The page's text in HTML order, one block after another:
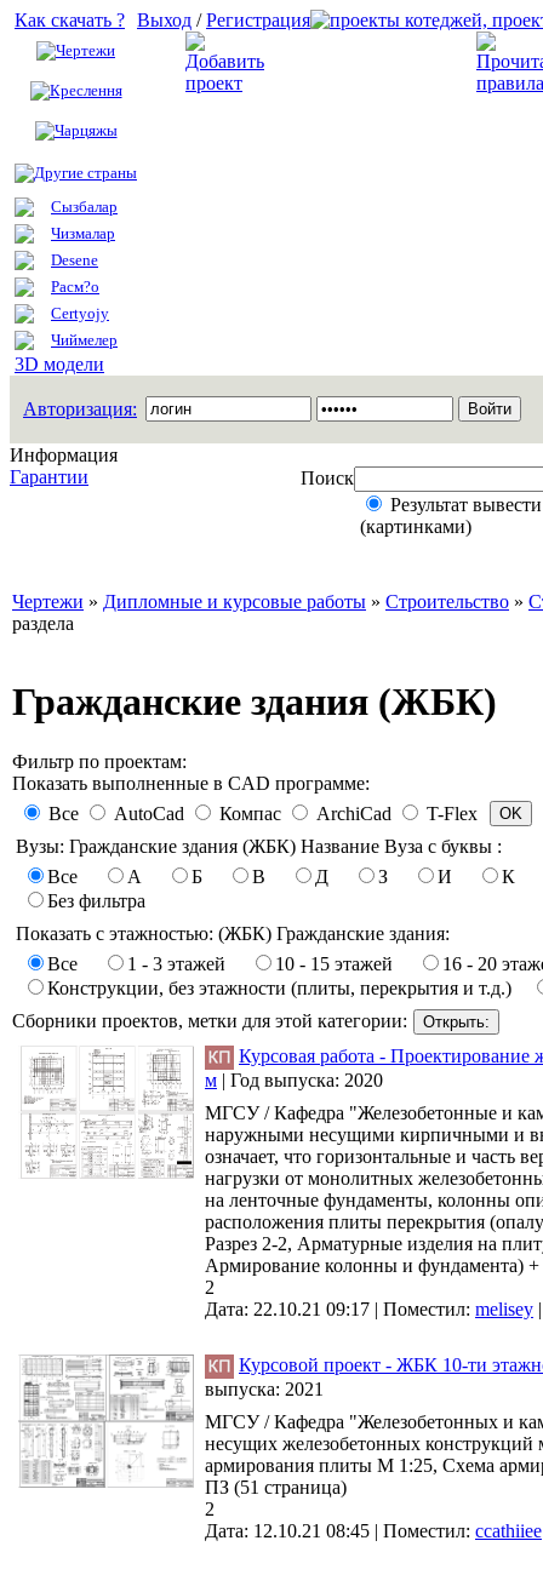
Как скачать ?
Чертежи
Креслення
Чарцяжы
Другие страны
Сызбалар
Чизмалар
Desene
Расм?о
Certyojy
Чиймелер
3D модели
Выход /Регистрация
Авторизация:
Информация
Гарантии
Поиск
Результат
(картинками)
Чертежи » Дипломные и курсовые работы » Строительство »
раздела
Гражданские здания (ЖБК)
Фильтр по проектам:
Показать выполненные в CAD программе:
Все
AutoCad Компас ArchiCad
T-Flex
Вузы: Гражданские здания (ЖБК) Название Вуза с буквы :
Все
А Б В Д З И
К
Без фильтра
Показать с этажностью: (ЖБК) Гражданские здания:
Все
1 - 3 этажей 10 - 15 этажей
16 - 20
Конструкции, без этажности (плиты, перекрытия и т.д.)
Сборники проектов, метки для этой категории:
Курсовая работа - Проектирование
м | Год выпуска: 2020
МГСУ / Кафедра "Железобетонные и
наружными несущими кирпичными и
означает, что горизонтальные и
нагрузки от монолитных
на ленточные фундаменты, колонны
расположения плиты перекрытия
Разрез 2-2, Арматурные изделия на
Армирование колонны и фундамента)
2
Дата: 22.10.21 09:17 | Поместил: melisey
Курсовой проект - ЖБК 10-ти
выпуска: 2021
МГСУ / Кафедра "Железобетонных и
несущих железобетонных конструкций
армирования плиты М 1:25, Схема
ПЗ (51 страница)
2
Дата: 12.10.21 08:45 | Поместил: ccathiiee